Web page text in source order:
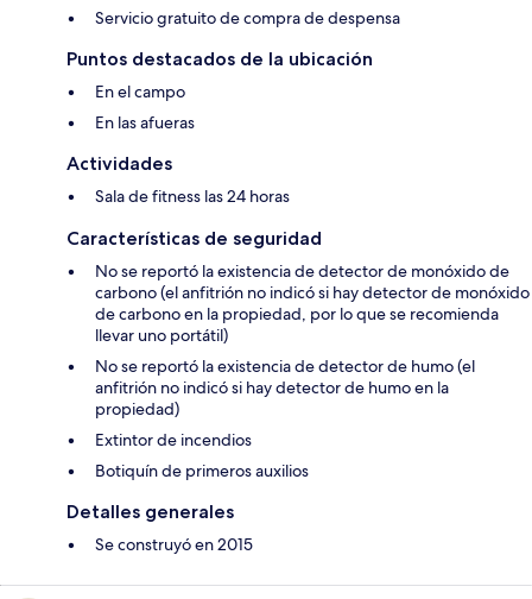
Servicio gratuito de compra de despensa
Puntos destacados de la ubicación
En el campo
En las afueras
Actividades
Sala de fitness las 24 horas
Características de seguridad
No se reportó la existencia de detector de monóxido de
carbono (el anfitrión no indicó si hay detector de monóxido
de carbono en la propiedad, por lo que se recomienda
llevar uno portátil)
No se reportó la existencia de detector de humo (el
anfitrión no indicó si hay detector de humo en la
propiedad)
Extintor de incendios
Botiquín de primeros auxilios
Detalles generales
Se construyó en 2015